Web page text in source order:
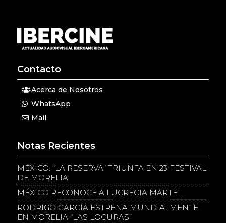
Contacto
Acerca de Nosotros
WhatsApp
Mail
Notas Recientes
MÉXICO: “LA RESERVA” TRIUNFA EN 23 FESTIVAL
DE MORELIA
MÉXICO RECONOCE A LUCRECIA MARTEL
RODRIGO GARCÍA ESTRENA MUNDIALMENTE
EN MORELIA “LAS LOCURAS”